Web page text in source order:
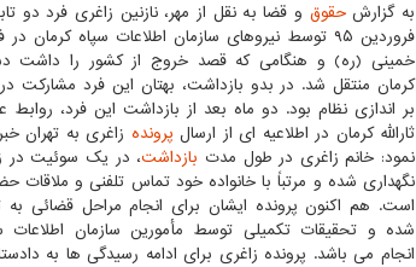
به گزارشحقوق
فروردین ۹۵ توسط نیروهای سازمان اطلاعات سپاه کرمان در
خمینی (ره) و هنگامی که قصد خروج از کشور را داشت
کرمان منتقل شد. در بدو بازداشت، بهتان این فرد مشارکت
بر اندازی نظام بود. دو ماه بعد از بازداشت این فرد، روابط
ثارالله کرمان در اطلاعیه ای از ارسال پرونده زاغری به تهران
نمود: خانم زاغری در طول مدت بازداشت، در یک سوئیت در
نگهداری شده و مرتباً با خانواده خود تماس تلفنی و ملاقات
است. هم اکنون پرونده ایشان برای انجام مراحل قضائی به
شده و تحقیقات تکمیلی توسط مأمورین سازمان اطلاعات
انجام می باشد. پرونده زاغری برای ادامه رسیدگی ها به دادستانی تهران